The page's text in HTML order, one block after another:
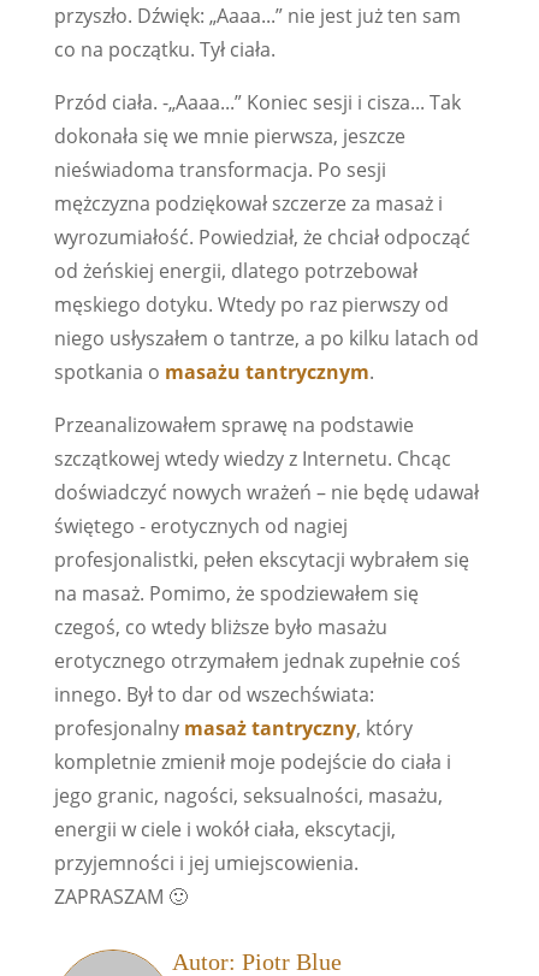
przyszło. Dźwięk: „Aaaa...” nie jest już ten sam
co na początku. Tył ciała.
Przód ciała. -„Aaaa...” Koniec sesji i cisza... Tak
dokonała się we mnie pierwsza, jeszcze
nieświadoma transformacja. Po sesji
mężczyzna podziękował szczerze za masaż i
wyrozumiałość. Powiedział, że chciał odpocząć
od żeńskiej energii, dlatego potrzebował
męskiego dotyku. Wtedy po raz pierwszy od
niego usłyszałem o tantrze, a po kilku latach od
spotkania o masażu tantrycznym.
Przeanalizowałem sprawę na podstawie
szczątkowej wtedy wiedzy z Internetu. Chcąc
doświadczyć nowych wrażeń – nie będę udawał
świętego - erotycznych od nagiej
profesjonalistki, pełen ekscytacji wybrałem się
na masaż. Pomimo, że spodziewałem się
czegoś, co wtedy bliższe było masażu
erotycznego otrzymałem jednak zupełnie coś
innego. Był to dar od wszechświata:
profesjonalny masaż tantryczny, który
kompletnie zmienił moje podejście do ciała i
jego granic, nagości, seksualności, masażu,
energii w ciele i wokół ciała, ekscytacji,
przyjemności i jej umiejscowienia.
ZAPRASZAM 🙂
Autor: Piotr Blue